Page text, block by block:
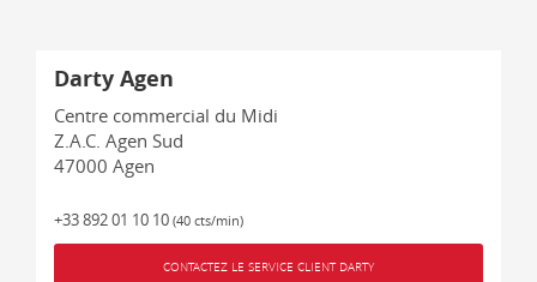
Darty Agen
Centre commercial du Midi
Z.A.C. Agen Sud
47000 Agen
+33 892 01 10 10 (40 cts/min)
CONTACTEZ LE SERVICE CLIENT DARTY